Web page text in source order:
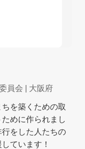
員会 | 大阪府
を築くための取
めに作られまし
をした人たちの
ています！